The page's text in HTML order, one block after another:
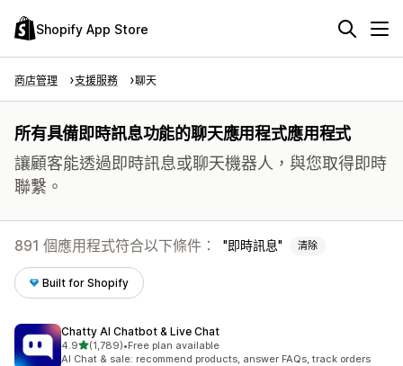
Shopify App Store
商店管理 支援服務 聊天
所有具備即時訊息功能的聊天應用程式應用程式
讓顧客能透過即時訊息或聊天機器人，與您取得即時
聯繫。
891 個應用程式符合以下條件： 即時訊息 清除
Built for Shopify
Chatty AI Chatbot & Live Chat
4.9滿分 5 顆星
(1,789)
共有 1789 則評價
•Free plan available
AI Chat & sale: recommend products, answer FAQs, track orders